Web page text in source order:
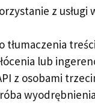
z
tłumaczenia
lub
z osobami